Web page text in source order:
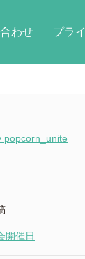
わせ プラ
popcorn_unite
開催日